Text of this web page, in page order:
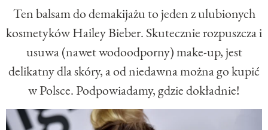
Ten balsam do demakijażu to jeden z ulubionych
kosmetyków Hailey Bieber. Skutecznie rozpuszcza i
usuwa (nawet wodoodporny) make-up, jest
delikatny dla skóry, a od niedawna można go kupić
w Polsce. Podpowiadamy, gdzie dokładnie!